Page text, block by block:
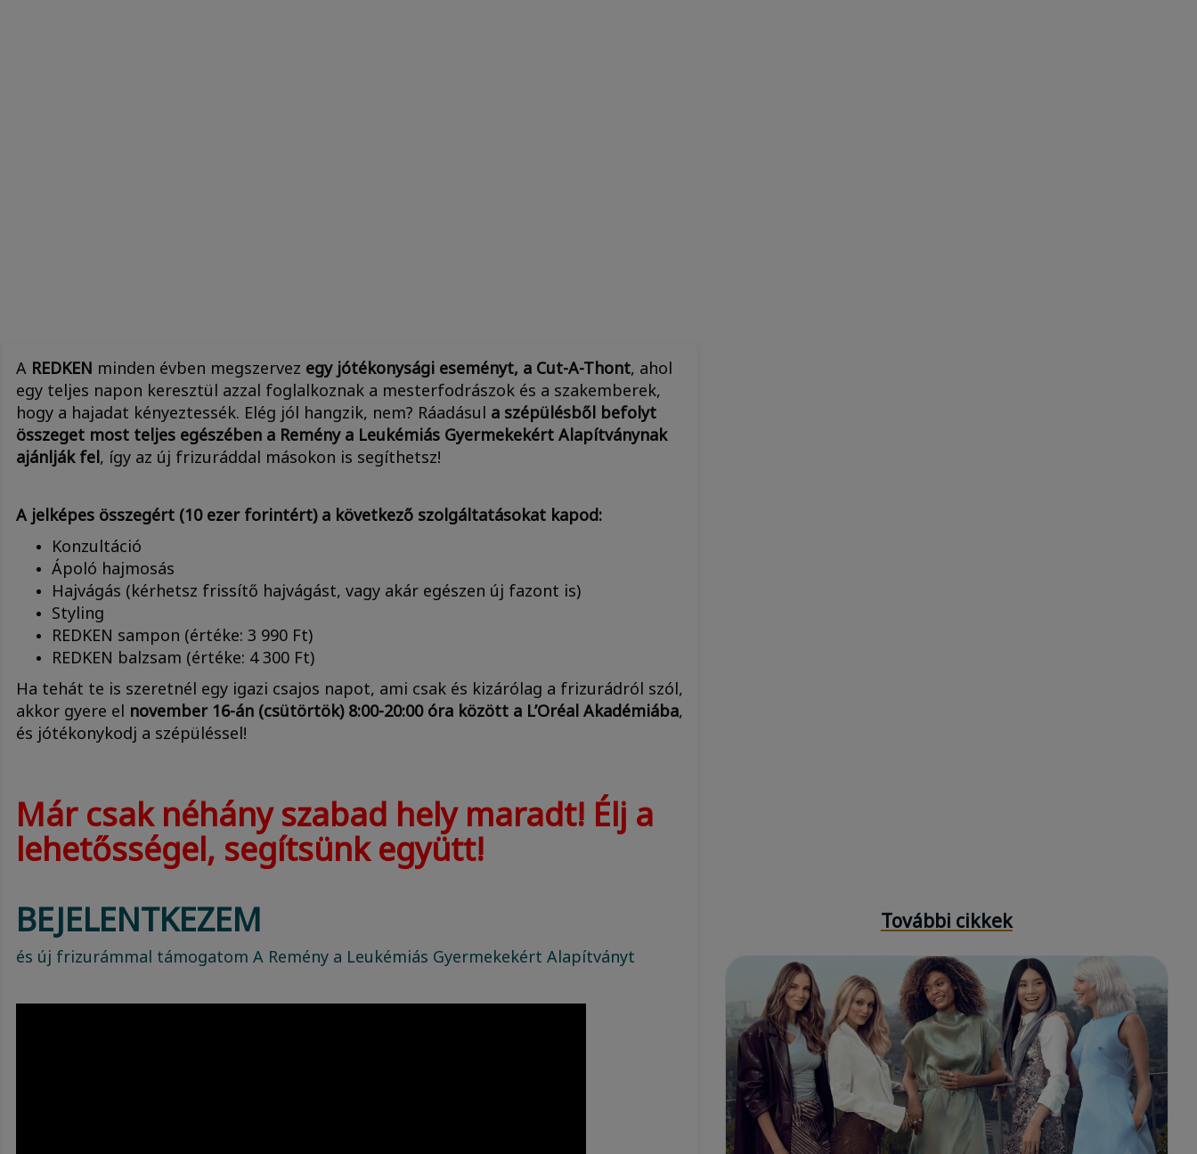
A REDKEN minden évben megszervez egy jótékonysági eseményt, a Cut-A-Thont, ahol
egy teljes napon keresztül azzal foglalkoznak a mesterfodrászok és a szakemberek,
hogy a hajadat kényeztessék. Elég jól hangzik, nem? Ráadásul a szépülésből befolyt
összeget most teljes egészében a Remény a Leukémiás Gyermekekért Alapítványnak
ajánlják fel, így az új frizuráddal másokon is segíthetsz!
A jelképes összegért (10 ezer forintért) a következő szolgáltatásokat kapod:
Konzultáció
Ápoló hajmosás
Hajvágás (kérhetsz frissítő hajvágást, vagy akár egészen új fazont is)
Styling
REDKEN sampon (értéke: 3 990 Ft)
REDKEN balzsam (értéke: 4 300 Ft)
Ha tehát te is szeretnél egy igazi csajos napot, ami csak és kizárólag a frizurádról szól,
akkor gyere el november 16-án (csütörtök) 8:00-20:00 óra között a L’Oréal Akadémiába,
és jótékonykodj a szépüléssel!
Már csak néhány szabad hely maradt! Élj a
lehetősségel, segítsünk együtt!
BEJELENTKEZEM
és új frizurámmal támogatom A Remény a Leukémiás Gyermekekért Alapítványt
További cikkek